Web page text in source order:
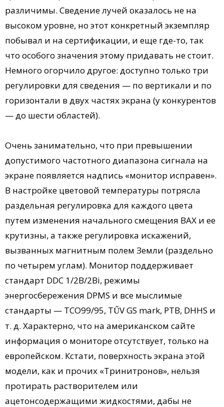
различимы. Сведение лучей оказалось не на
высоком уровне, но этот конкретный экземпляр
побывал и на сертификации, и еще где-то, так
что особого значения этому придавать не стоит.
Немного огорчило другое: доступно только три
регулировки для сведения — по вертикали и по
горизонтали в двух частях экрана (у конкурентов
— до шести областей).
Очень занимательно, что при превышении
допустимого частотного диапазона сигнала на
экране появляется надпись «монитор исправен».
В настройке цветовой температуры потрясла
раздельная регулировка для каждого цвета
путем изменения начального смещения ВАХ и ее
крутизны, а также регулировка искажений,
вызванных магнитным полем Земли (раздельно
по четырем углам). Монитор поддерживает
стандарт DDC 1/2B/2Bi, режимы
энергосбережения DPMS и все мыслимые
стандарты — TCO99/95, TŰV GS mark, PTB, DHHS и
т. д. Характерно, что на американском сайте
информация о мониторе отсутствует, только на
европейском. Кстати, поверхность экрана этой
модели, как и прочих «Тринитронов», нельзя
протирать растворителем или
ацетонсодержащими жидкостями, дабы не